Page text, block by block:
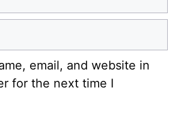
email, and website in
for the next time I